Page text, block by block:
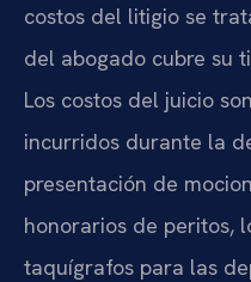
costos del litigio se
del abogado cubre su
Los costos del juicio
incurridos durante la
presentación de
honorarios de peritos,
taquígrafos para las